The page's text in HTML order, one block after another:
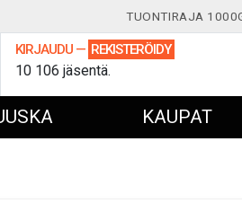
TUONTIRAJA
KIRJAUDU — REKISTERÖIDY
10 106 jäsentä.
KAUPAT